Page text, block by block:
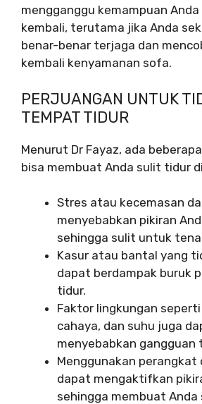
mengganggu kemampuan
kembali, terutama jika Anda
benar-benar terjaga dan
kembali kenyamanan sofa.
PERJUANGAN UNTUK
TEMPAT TIDUR
Menurut Dr Fayaz, ada
bisa membuat Anda sulit tidur
Stres atau kecemasan
menyebabkan pikiran
sehingga sulit untuk
Kasur atau bantal yang
dapat berdampak buruk
tidur.
Faktor lingkungan
cahaya, dan suhu juga
menyebabkan gangguan
Menggunakan
dapat mengaktifkan
sehingga membuat